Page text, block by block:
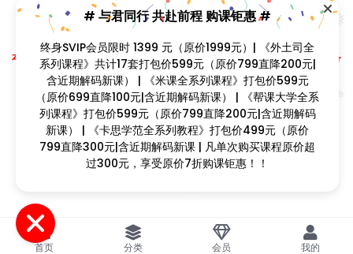
❅
❅
❅
❅
❅
❅
❅
Copyright © 2023找课程网- All rights reserved
本站支持课程资源互换，优质课程资源互换请联系微信在线客服：zkcw598 (备
注：课程互换)
闽ICP备2022077749号
首页 分类 会员 我的
# 与君同行 共赴前程 购课钜惠 #
终身SVIP会员限时 1399 元（原价1999元）| 《外土司全
系列课程》共计17套打包价599元（原价799直降200元|
含近期解码新课） | 《米课全系列课程》打包价599元
（原价699直降100元|含近期解码新课） | 《帮课大学全系
列课程》打包价599元（原价799直降200元|含近期解码
新课） | 《卡思学范全系列教程》打包价499元（原价
799直降300元|含近期解码新课 | 凡单次购买课程原价超
过300元，享受原价7折购课钜惠！！